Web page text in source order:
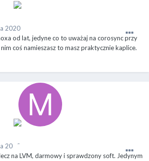
2020
od lat, jedyne co to uważaj na corosync przy
coś namieszasz to masz praktycznie kaplice.
2020
na LVM, darmowy i sprawdzony soft. Jedynym